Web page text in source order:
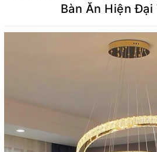
Bàn Ăn Hiện Đại